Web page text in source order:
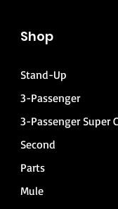
Shop
Stand-Up
3-Passenger
3-Passenger Super
Second
Parts
Mule